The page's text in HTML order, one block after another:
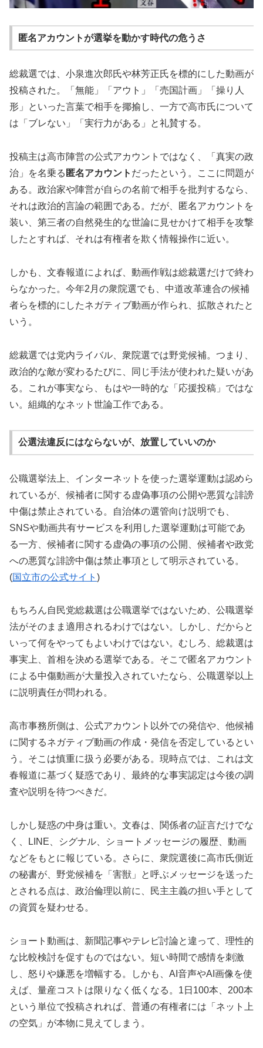
匿名アカウントが選挙を動かす時代の危うさ
総裁選では、小泉進次郎氏や林芳正氏を標的にした動画が
投稿された。「無能」「アウト」「売国計画」「操り人
形」といった言葉で相手を揶揄し、一方で高市氏について
は「ブレない」「実行力がある」と礼賛する。
投稿主は高市陣営の公式アカウントではなく、「真実の政
治」を名乗る 匿名アカウント だったという。ここに問題が
ある。政治家や陣営が自らの名前で相手を批判するなら、
それは政治的言論の範囲である。だが、匿名アカウントを
装い、第三者の自然発生的な世論に見せかけて相手を攻撃
したとすれば、それは有権者を欺く情報操作に近い。
しかも、文春報道によれば、動画作戦は総裁選だけで終わ
らなかった。今年2月の衆院選でも、中道改革連合の候補
者らを標的にしたネガティブ動画が作られ、拡散されたと
いう。
総裁選では党内ライバル、衆院選では野党候補。つまり、
政治的な敵が変わるたびに、同じ手法が使われた疑いがあ
る。これが事実なら、もはや一時的な「応援投稿」ではな
い。組織的なネット世論工作である。
公選法違反にはならないが、放置していいのか
公職選挙法上、インターネットを使った選挙運動は認めら
れているが、候補者に関する虚偽事項の公開や悪質な誹謗
中傷は禁止されている。自治体の選管向け説明でも、
SNSや動画共有サービスを利用した選挙運動は可能であ
る一方、候補者に関する虚偽の事項の公開、候補者や政党
への悪質な誹謗中傷は禁止事項として明示されている。
(国立市の公式サイト )
もちろん自民党総裁選は公職選挙ではないため、公職選挙
法がそのまま適用されるわけではない。しかし、だからと
いって何をやってもよいわけではない。むしろ、総裁選は
事実上、首相を決める選挙である。そこで匿名アカウント
による中傷動画が大量投入されていたなら、公職選挙以上
に説明責任が問われる。
高市事務所側は、公式アカウント以外での発信や、他候補
に関するネガティブ動画の作成・発信を否定しているとい
う。そこは慎重に扱う必要がある。現時点では、これは文
春報道に基づく疑惑であり、最終的な事実認定は今後の調
査や説明を待つべきだ。
しかし疑惑の中身は重い。文春は、関係者の証言だけでな
く、LINE、シグナル、ショートメッセージの履歴、動画
などをもとに報じている。さらに、衆院選後に高市氏側近
の秘書が、野党候補を「害獣」と呼ぶメッセージを送った
とされる点は、政治倫理以前に、民主主義の担い手として
の資質を疑わせる。
ショート動画は、新聞記事やテレビ討論と違って、理性的
な比較検討を促すものではない。短い時間で感情を刺激
し、怒りや嫌悪を増幅する。しかも、AI音声やAI画像を使
えば、量産コストは限りなく低くなる。1日100本、200本
という単位で投稿されれば、普通の有権者には「ネット上
の空気」が本物に見えてしまう。